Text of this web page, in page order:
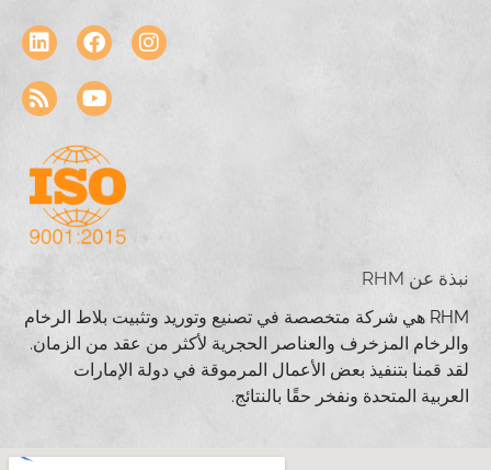
نبذة عن RHM
RHM هي شركة متخصصة في تصنيع وتوريد وتثبيت بلاط الرخام
والرخام المزخرف والعناصر الحجرية لأكثر من عقد من الزمان.
لقد قمنا بتنفيذ بعض الأعمال المرموقة في دولة الإمارات
العربية المتحدة ونفخر حقًا بالنتائج.